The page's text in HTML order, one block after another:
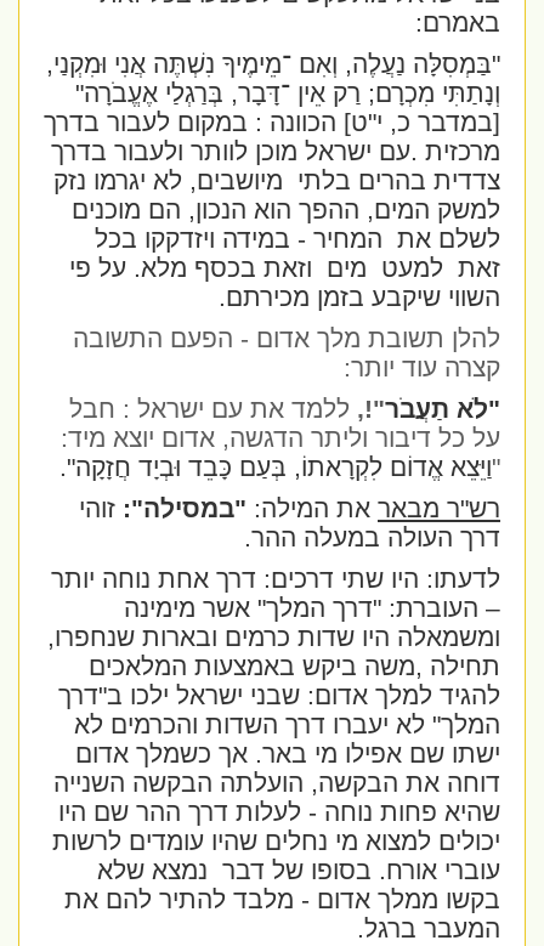
באמרם:
"בַּמְסִלָּה נַעֲלֶה, וְאִם ־מֵימֶיךָ נִשְׁתֶּה אֲנִי וּמִקְנַי,
וְנָתַתִּי מִכְרָם; רַק אֵין ־דָּבָר, בְּרַגְלַי אֶעֱבֹרָה"
[במדבר כ, י"ט] הכוונה : במקום לעבור בדרך
מרכזית .עם ישראל מוכן לוותר ולעבור בדרך
צדדית בהרים בלתי מיושבים, לא יגרמו נזק
למשק המים, ההפך הוא הנכון, הם מוכנים
לשלם את המחיר - במידה ויזדקקו בכל
זאת למעט מים וזאת בכסף מלא. על פי
השווי שיקבע בזמן מכירתם.
להלן תשובת מלך אדום - הפעם התשובה
קצרה עוד יותר:
"לֹא תַעֲבֹר"!,ללמד את עם ישראל : חבל
על כל דיבור וליתר הדגשה, אדום יוצא מיד:
וַיֵּצֵא אֱדוֹם לִקְרָאתוֹ, בְּעַם כָּבֵד וּבְיָד חֲזָקָה".
רש"ר מבאראת המילה:"במסילה":זוהי
דרך העולה במעלה ההר.
לדעתו: היו שתי דרכים: דרך אחת נוחה יותר
– העוברת: "דרך המלך" אשר מימינה
ומשמאלה היו שדות כרמים ובארות שנחפרו,
תחילה ,משה ביקש באמצעות המלאכים
להגיד למלך אדום: שבני ישראל ילכו ב"דרך
המלך" לא יעברו דרך השדות והכרמים לא
ישתו שם אפילו מי באר. אך כשמלך אדום
דוחה את הבקשה, הועלתה הבקשה השנייה
שהיא פחות נוחה - לעלות דרך ההר שם היו
יכולים למצוא מי נחלים שהיו עומדים לרשות
עוברי אורח. בסופו של דבר נמצא שלא
בקשו ממלך אדום - מלבד להתיר להם את
המעבר ברגל.